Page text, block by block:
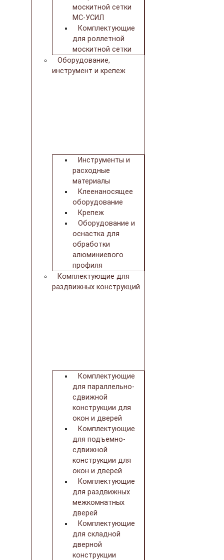
москитной сетки
МС-УСИЛ
Комплектующие
для роллетной
москитной сетки
Оборудование,
инструмент и крепеж
Инструменты и
расходные
материалы
Клеенаносящее
оборудование
Крепеж
Оборудование и
оснастка для
обработки
алюминиевого
профиля
Комплектующие для
раздвижных конструкций
Комплектующие
для параллельно-
сдвижной
конструкции для
окон и дверей
Комплектующие
для подъемно-
сдвижной
конструкции для
окон и дверей
Комплектующие
для раздвижных
межкомнатных
дверей
Комплектующие
для складной
дверной
конструкции